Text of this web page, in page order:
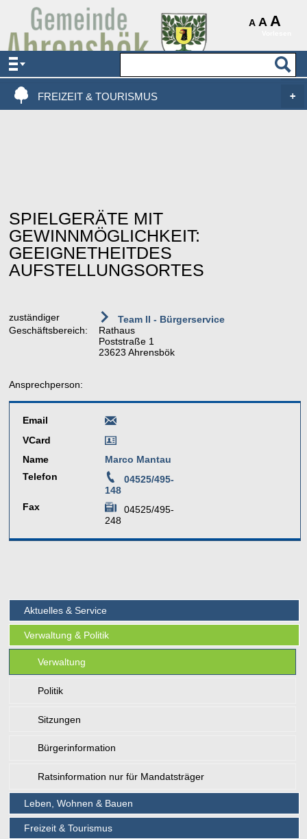
A A A
AKTUELLES & SERVICE
VERWALTUNG & POLITIK
FREIZEIT & TOURISMUS
SPIELGERÄTE MIT
GEWINNMÖGLICHKEIT:
GEEIGNETHEITDES
AUFSTELLUNGSORTES
zuständiger
Geschäftsbereich:
Team II - Bürgerservice
Rathaus
Poststraße 1
23623 Ahrensbök
Ansprechperson:
Email
VCard
Name
Marco Mantau
Telefon
04525/495-
148
Fax
04525/495-
248
Aktuelles & Service
Verwaltung & Politik
Verwaltung
Politik
Sitzungen
Bürgerinformation
Ratsinformation nur für Mandatsträger
Leben, Wohnen & Bauen
Freizeit & Tourismus